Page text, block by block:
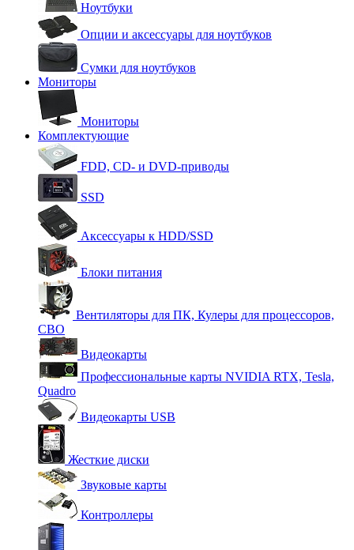
Ноутбуки
Опции и аксессуары для ноутбуков
Сумки для ноутбуков
Мониторы
Мониторы
Комплектующие
FDD, CD- и DVD-приводы
SSD
Аксессуары к HDD/SSD
Блоки питания
Вентиляторы для ПК, Кулеры для процессоров,
СВО
Видеокарты
Профессиональные карты NVIDIA RTX, Tesla,
Quadro
Видеокарты USB
Жесткие диски
Звуковые карты
Контроллеры